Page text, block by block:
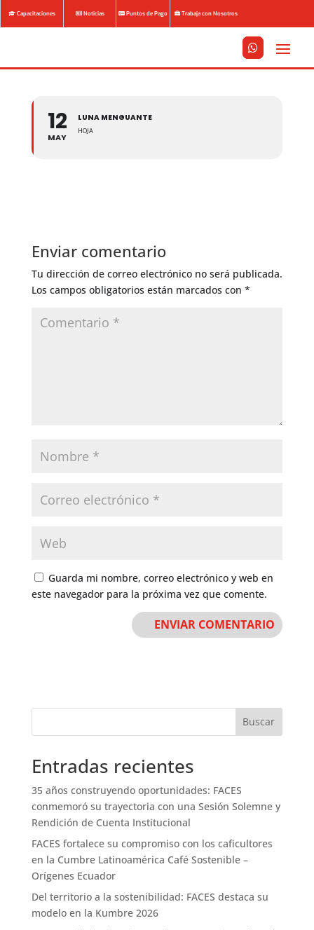
Capacitaciones Noticias Puntos de Pago Trabaja con Nosotros



12
MAY
LUNA MENGUANTE
HOJA
Enviar comentario
Tu dirección de correo electrónico no será publicada.
Los campos obligatorios están marcados con *
Guarda mi nombre, correo electrónico y web en
este navegador para la próxima vez que comente.
Buscar
Entradas recientes
35 años construyendo oportunidades: FACES
conmemoró su trayectoria con una Sesión Solemne y
Rendición de Cuenta Institucional
FACES fortalece su compromiso con los caficultores
en la Cumbre Latinoamérica Café Sostenible –
Orígenes Ecuador
Del territorio a la sostenibilidad: FACES destaca su
modelo en la Kumbre 2026